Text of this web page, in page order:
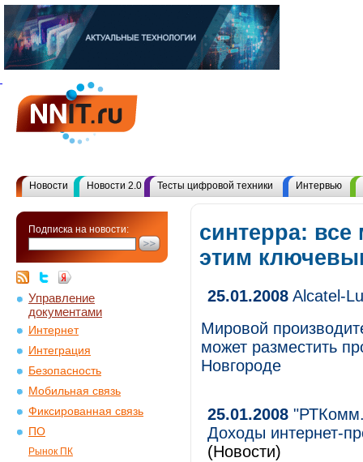
Новости Новости 2.0 Тесты цифровой техники Интервью
Подписка на новости:
Управление
документами
Интернет
Интеграция
Безопасность
Мобильная связь
Фиксированная связь
ПО
Рынок ПК
синтерра:
этим
25.01.2008 Alcatel-
Мировой
может разместить
Новгороде
25.01.2008
Доходы интернет-
(Новости)